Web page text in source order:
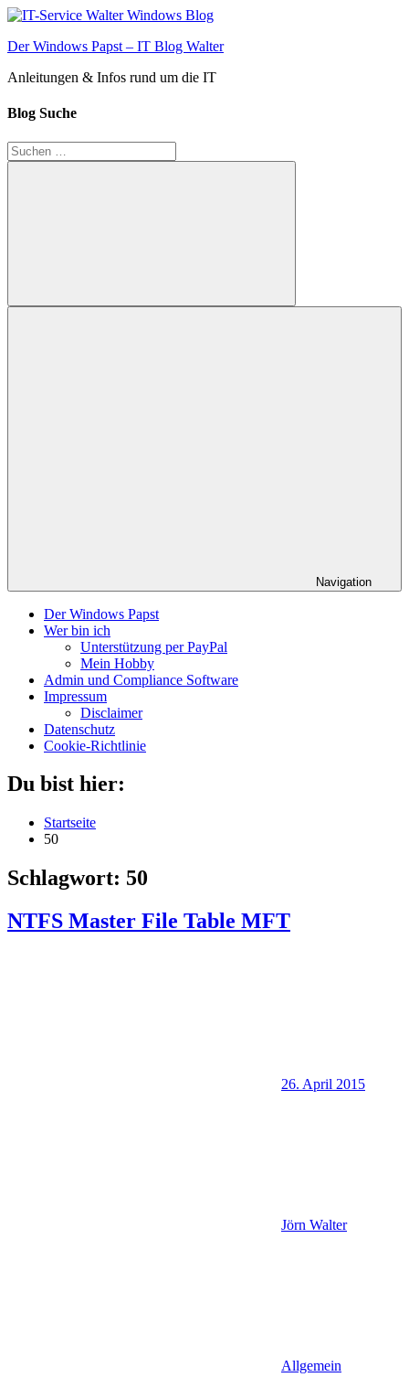
Zum
springen
Der Windows Papst – IT Blog Walter
Anleitungen & Infos rund um die IT
Blog Suche
Suchen
nach:
Suchen
Navigation
Der Windows Papst
Wer bin ich
Unterstützung per PayPal
Mein Hobby
Admin und Compliance Software
Impressum
Disclaimer
Datenschutz
Cookie-Richtlinie
Du bist hier:
Startseite
50
Schlagwort: 50
NTFS Master File Table MFT
26. April 2015
Jörn Walter
Allgemein